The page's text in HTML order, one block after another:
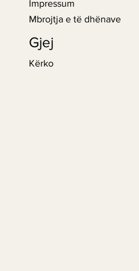
i Artë: Qumësht me
delikate për një
Impressum
Mbrojtja e të dhënave
Gjej
Kërko